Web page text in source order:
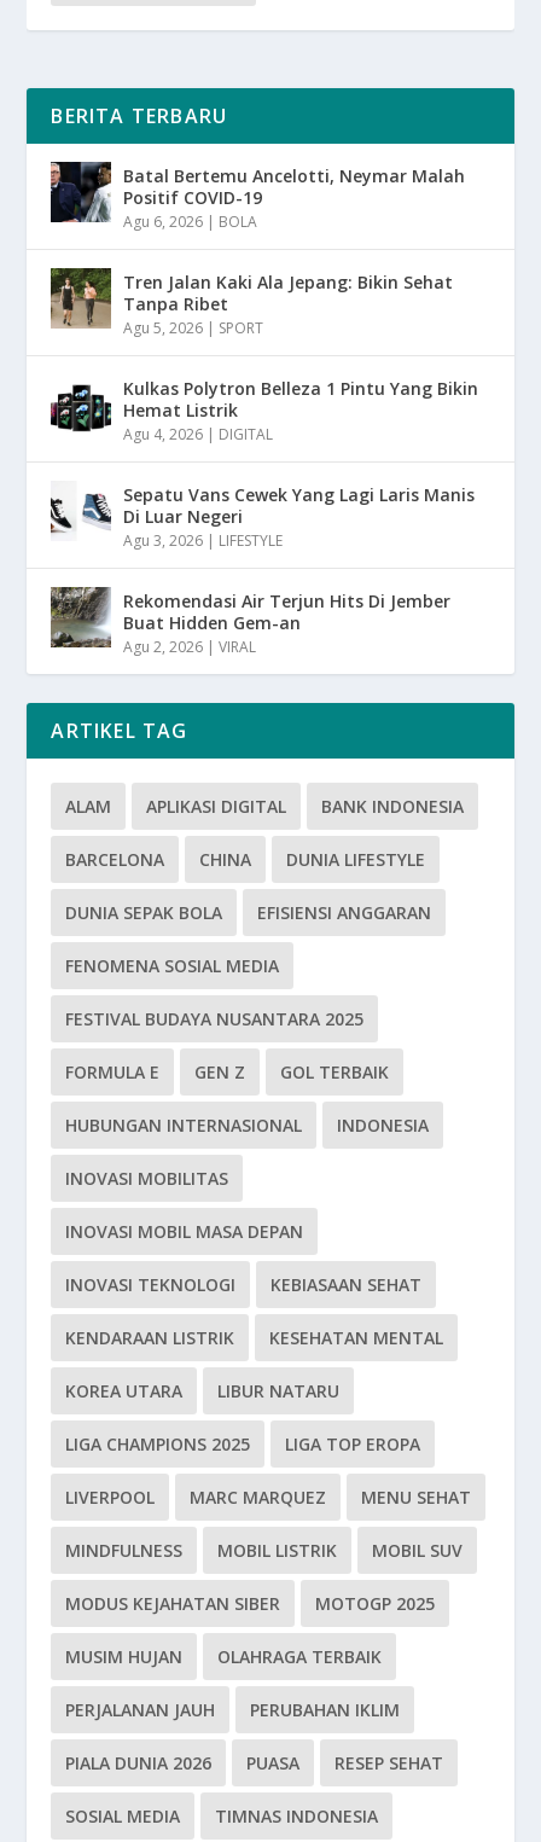
BERITA TERBARU
Batal Bertemu Ancelotti, Neymar Malah
Positif COVID-19
Agu 6, 2026 | BOLA
Tren Jalan Kaki Ala Jepang: Bikin Sehat
Tanpa Ribet
Agu 5, 2026 | SPORT
Kulkas Polytron Belleza 1 Pintu Yang Bikin
Hemat Listrik
Agu 4, 2026 | DIGITAL
Sepatu Vans Cewek Yang Lagi Laris Manis
Di Luar Negeri
Agu 3, 2026 | LIFESTYLE
Rekomendasi Air Terjun Hits Di Jember
Buat Hidden Gem-an
Agu 2, 2026 |VIRAL
ARTIKEL TAG
ALAM APLIKASI DIGITAL BANK INDONESIA
BARCELONA CHINA DUNIA LIFESTYLE
DUNIA SEPAK BOLA EFISIENSI ANGGARAN
FENOMENA SOSIAL MEDIA
FESTIVAL BUDAYA NUSANTARA 2025
FORMULA E GEN Z GOL TERBAIK
HUBUNGAN INTERNASIONAL INDONESIA
INOVASI MOBILITAS
INOVASI MOBIL MASA DEPAN
INOVASI TEKNOLOGI KEBIASAAN SEHAT
KENDARAAN LISTRIK KESEHATAN MENTAL
KOREA UTARA LIBUR NATARU
LIGA CHAMPIONS 2025 LIGA TOP EROPA
LIVERPOOL MARC MARQUEZ MENU SEHAT
MINDFULNESS MOBIL LISTRIK MOBIL SUV
MODUS KEJAHATAN SIBER MOTOGP 2025
MUSIM HUJAN OLAHRAGA TERBAIK
PERJALANAN JAUH PERUBAHAN IKLIM
PIALA DUNIA 2026 PUASA RESEP SEHAT
SOSIAL MEDIA TIMNAS INDONESIA